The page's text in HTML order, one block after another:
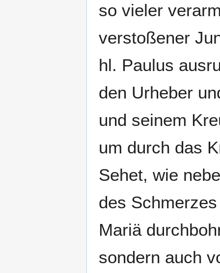
so vieler
verstoßener
hl. Paulus
den Urheber
und seinem
um durch das
Sehet, wie
des
Mariä
sondern auch